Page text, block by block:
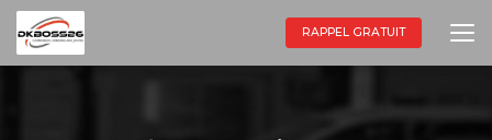
Aller
au
contenu
principal
RAPPEL GRATUIT